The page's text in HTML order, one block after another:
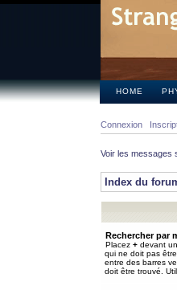
HOME
Connexion
Voir les messages
Index du
Rechercher par
Placez + devant
qui ne doit pas
entre des barres
doit être trouvé.